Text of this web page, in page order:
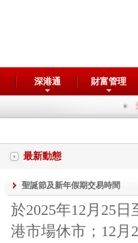
深港通 財富管理
交易
最新動態
聖誕節及新年假期交易時間
於2025年12月25
港市場休市；12月